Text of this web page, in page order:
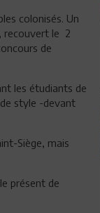
colonisés. Un
recouvert le 2
de
les étudiants de
style -devant
Siège, mais
présent de